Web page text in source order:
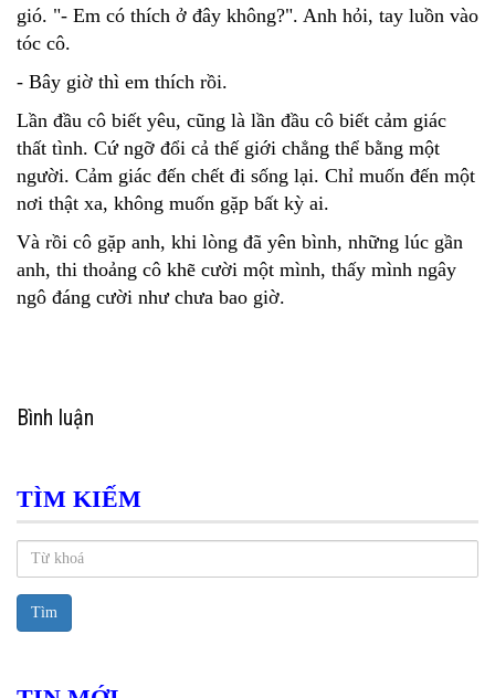
gió. "- Em có thích ở đây không?". Anh hỏi, tay luồn vào
tóc cô.
- Bây giờ thì em thích rồi.
Lần đầu cô biết yêu, cũng là lần đầu cô biết cảm giác
thất tình. Cứ ngỡ đổi cả thế giới chẳng thể bằng một
người. Cảm giác đến chết đi sống lại. Chỉ muốn đến một
nơi thật xa, không muốn gặp bất kỳ ai.
Và rồi cô gặp anh, khi lòng đã yên bình, những lúc gần
anh, thi thoảng cô khẽ cười một mình, thấy mình ngây
ngô đáng cười như chưa bao giờ.
Bình luận
TÌM KIẾM
Tìm